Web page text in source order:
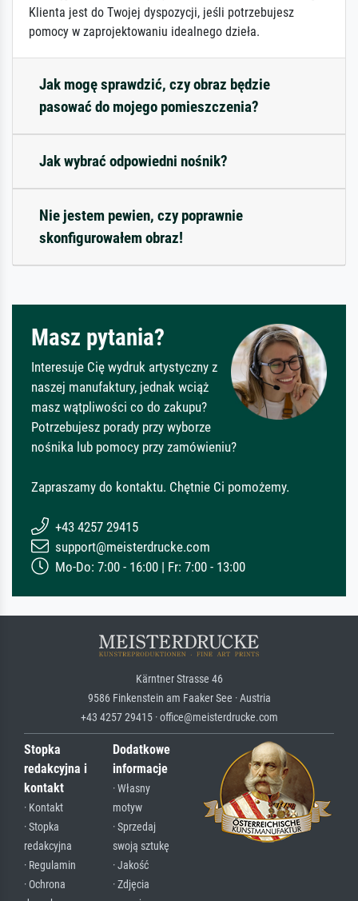
Klienta jest do Twojej dyspozycji, jeśli potrzebujesz
pomocy w zaprojektowaniu idealnego dzieła.
Jak mogę sprawdzić, czy obraz będzie
pasować do mojego pomieszczenia?
Jak wybrać odpowiedni nośnik?
Nie jestem pewien, czy poprawnie
skonfigurowałem obraz!
Masz pytania?
Interesuje Cię wydruk artystyczny z
naszej manufaktury, jednak wciąż
masz wątpliwości co do zakupu?
Potrzebujesz porady przy wyborze
nośnika lub pomocy przy zamówieniu?
Zapraszamy do kontaktu. Chętnie Ci pomożemy.
+43 4257 29415
support@meisterdrucke.com
Mo-Do: 7:00 - 16:00 | Fr: 7:00 - 13:00
Kärntner Strasse 46
9586 Finkenstein am Faaker See · Austria
+43 4257 29415 · office@meisterdrucke.com
Stopka
redakcyjna i
kontakt
· Kontakt
· Stopka
redakcyjna
· Regulamin
· Ochrona
Dodatkowe
informacje
· Własny
motyw
· Sprzedaj
swoją sztukę
· Jakość
· Zdjęcia